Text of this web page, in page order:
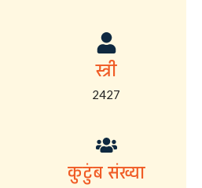
स्त्री
2427
कुटुंब संख्या